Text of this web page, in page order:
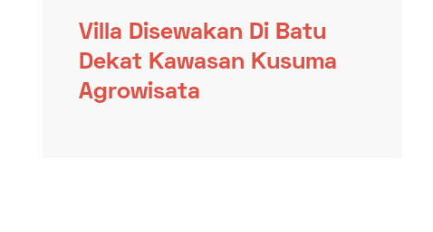
Villa Disewakan Di Batu
Dekat Kawasan Kusuma
Agrowisata